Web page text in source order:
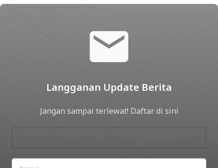
Langganan Update Berita
Jangan sampai terlewat! Daftar di sini